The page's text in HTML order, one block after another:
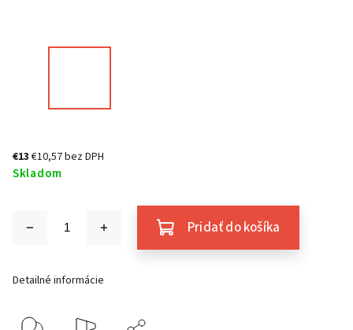
€13 €10,57 bez DPH
Skladom
Pridať do košíka
Detailné informácie